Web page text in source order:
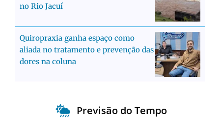
no Rio Jacuí
Quiropraxia ganha espaço como
aliada no tratamento e prevenção das
dores na coluna
Previsão do Tempo